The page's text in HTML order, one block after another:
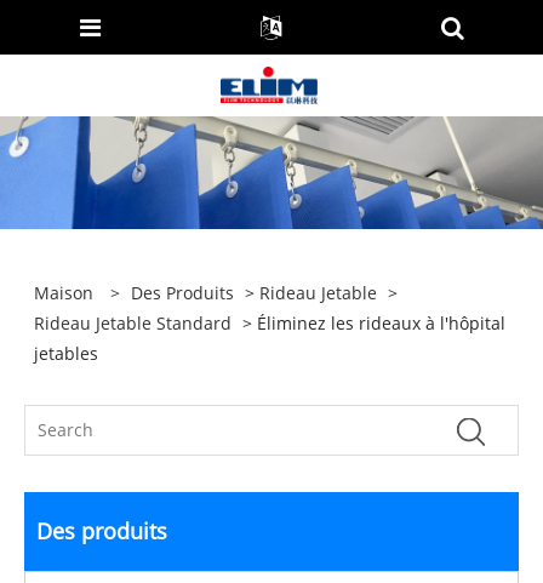
Maison > Des Produits > Rideau Jetable >
Rideau Jetable Standard > Éliminez les rideaux à l'hôpital
jetables
Des produits